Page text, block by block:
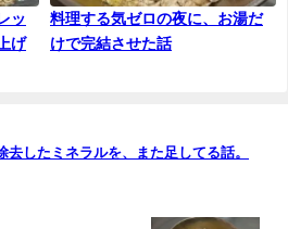
ッ
げ
料理する気ゼロの夜に、お湯だ
けで完結させた話
去したミネラルを、また足してる話。